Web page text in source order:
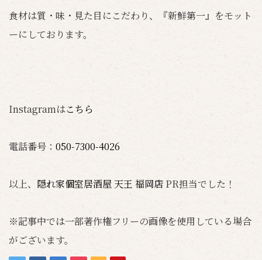
食材は質・味・見た目にこだわり、『新鮮第一』をモット
ーにしております。
Instagramはこちら
電話番号： 050-7300-4026
以上、 隠れ家個室居酒屋 天王 福岡店 PR担当でした！
※記事中では一部著作権フリーの画像を使用している場合
がございます。